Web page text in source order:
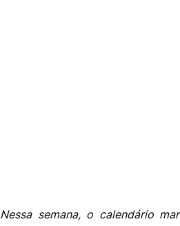
Nessa semana, o calendário